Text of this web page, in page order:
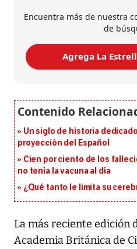
Encuentra más de nuestra
de
Agrega La
Un siglo de historia
proyección del Español
Cien por ciento de los
no tenía la vacuna al día
¿Qué tanto le limita su
La más reciente edición
Academia Británica de